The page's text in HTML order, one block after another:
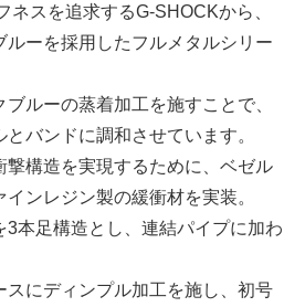
ネスを追求するG-SHOCKから、
ルーを採用したフルメタルシリー
ルーの蒸着加工を施すことで、
バンドに調和させています。
撃構造を実現するために、ベゼル
ンレジン製の緩衝材を実装。
3本足構造とし、連結パイプに加わ
スにディンプル加工を施し、初号